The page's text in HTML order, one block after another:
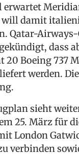
will damit
Qatar-
dass
20 Boeing 737
werden.
sieht
25. März für
London
verbinden